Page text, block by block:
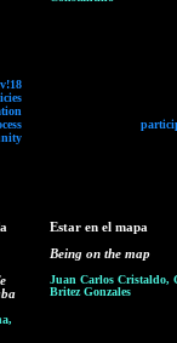
v!18
Estar en el mapa
Being on the map
Juan Carlos Cristaldo,
Britez Gonzales